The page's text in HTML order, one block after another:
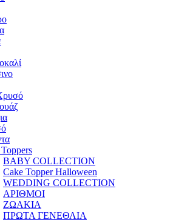
BABY COLLECTION
Cake Topper Halloween
WEDDING COLLECTION
ΑΡΙΘΜΟΙ
ΖΩΑΚΙΑ
ΠΡΩΤΑ ΓΕΝΕΘΛΙΑ